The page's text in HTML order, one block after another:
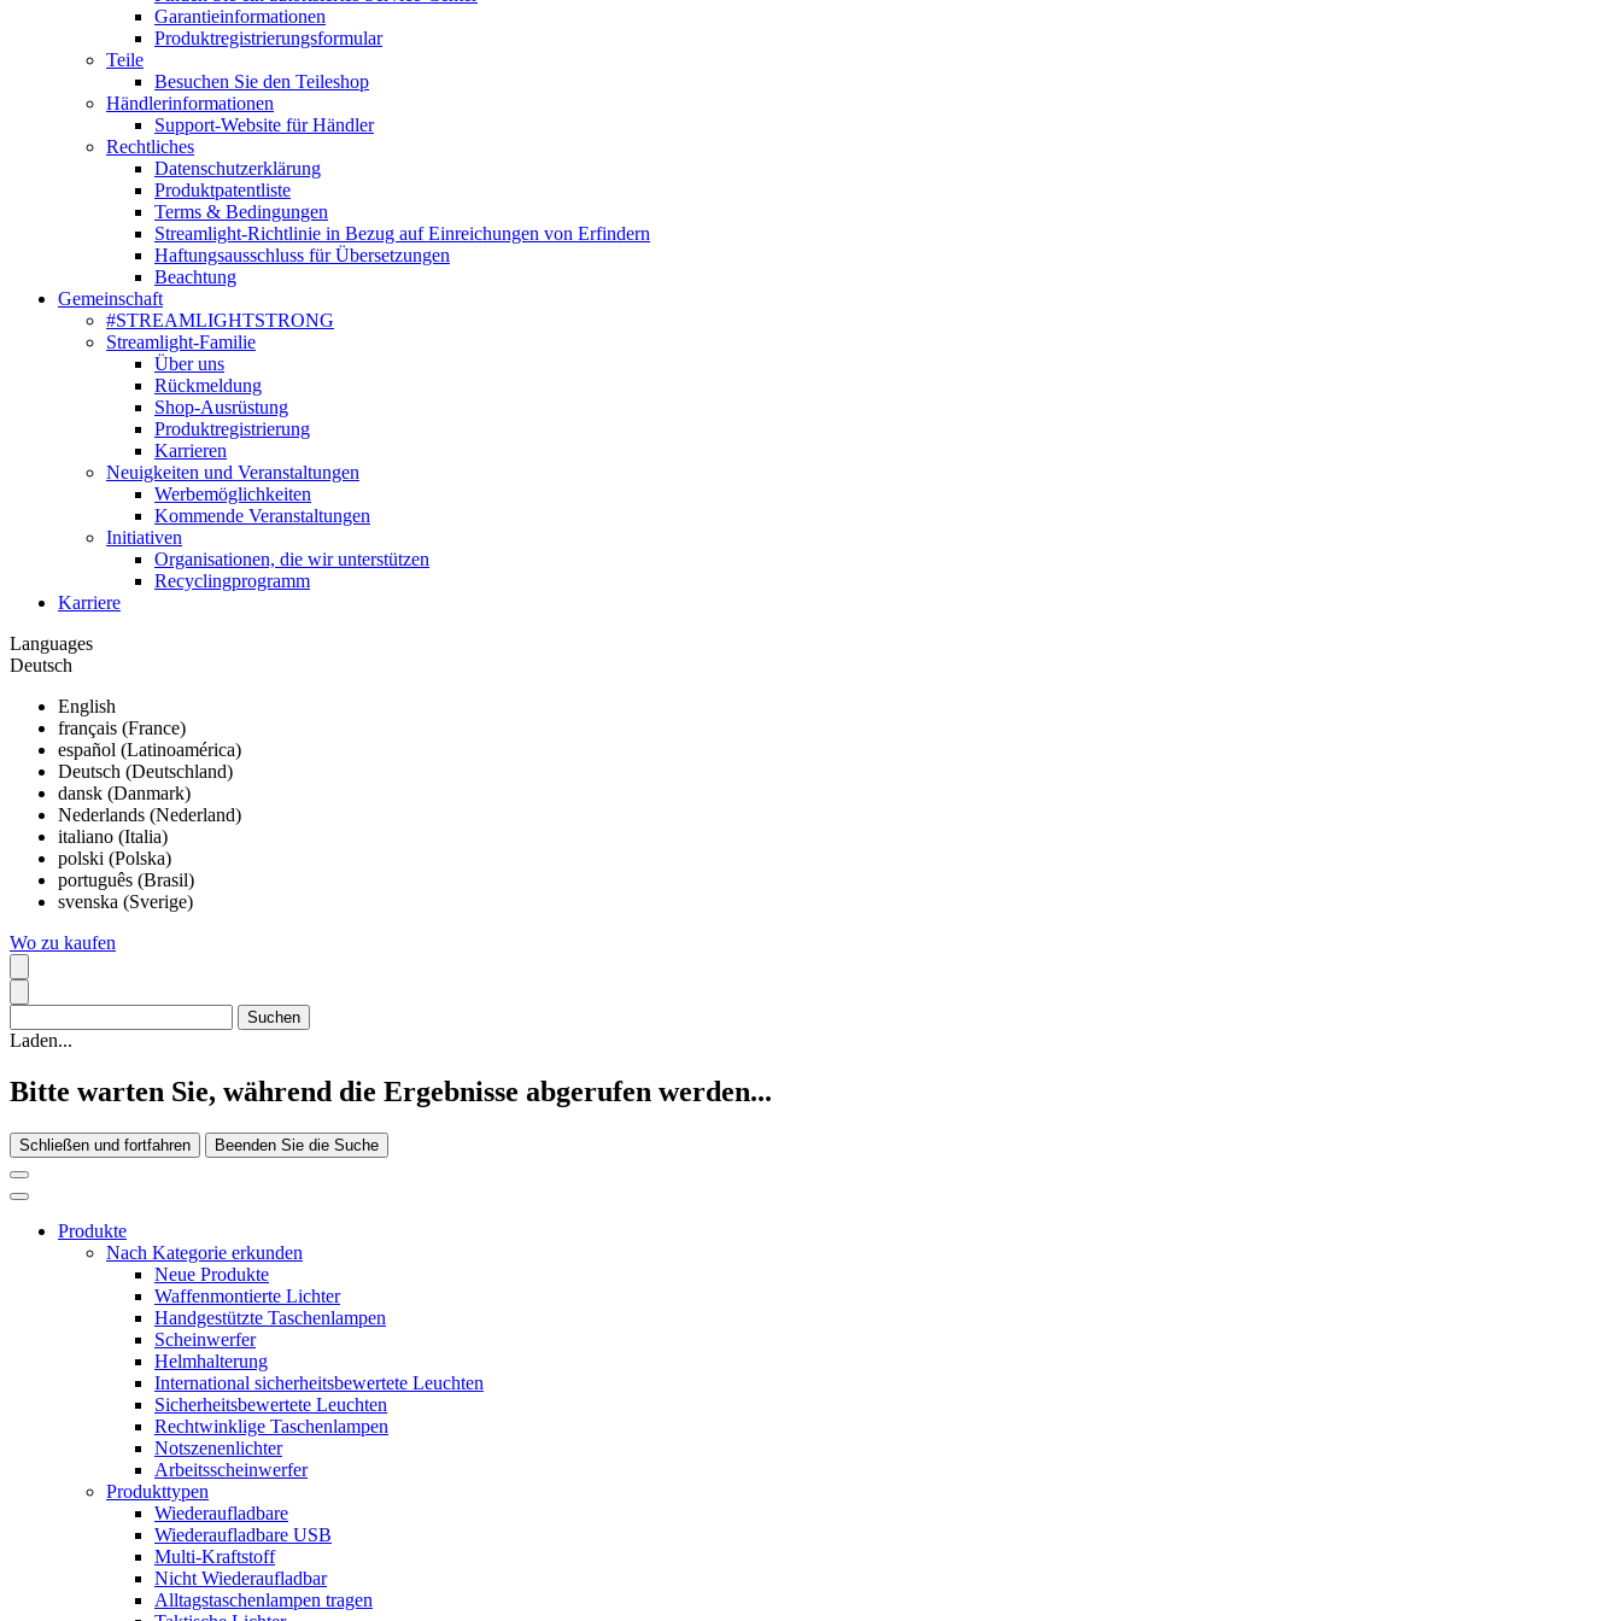
Garantieinformationen
Produktregistrierungsformular
Teile
Besuchen Sie den Teileshop
Händlerinformationen
Support-Website für Händler
Rechtliches
Datenschutzerklärung
Produktpatentliste
Terms & Bedingungen
Streamlight-Richtlinie in Bezug auf Einreichungen von Erfindern
Haftungsausschluss für Übersetzungen
Beachtung
Gemeinschaft
#STREAMLIGHTSTRONG
Streamlight-Familie
Über uns
Rückmeldung
Shop-Ausrüstung
Produktregistrierung
Karrieren
Neuigkeiten und Veranstaltungen
Werbemöglichkeiten
Kommende Veranstaltungen
Initiativen
Organisationen, die wir unterstützen
Recyclingprogramm
Karriere
Languages
Deutsch
English
français (France)
español (Latinoamérica)
Deutsch (Deutschland)
dansk (Danmark)
Nederlands (Nederland)
italiano (Italia)
polski (Polska)
português (Brasil)
svenska (Sverige)
Wo zu kaufen
Laden...
Bitte warten Sie, während die Ergebnisse abgerufen werden...
Schließen und fortfahren Beenden Sie die Suche
Produkte
Nach Kategorie erkunden
Neue Produkte
Waffenmontierte Lichter
Handgestützte Taschenlampen
Scheinwerfer
Helmhalterung
International sicherheitsbewertete Leuchten
Sicherheitsbewertete Leuchten
Rechtwinklige Taschenlampen
Notszenenlichter
Arbeitsscheinwerfer
Produkttypen
Wiederaufladbare
Wiederaufladbare USB
Multi-Kraftstoff
Nicht Wiederaufladbar
Alltagstaschenlampen tragen